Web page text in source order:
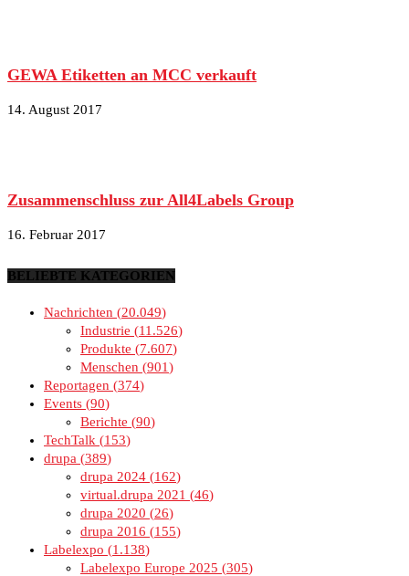
GEWA Etiketten an MCC verkauft
14. August 2017
Zusammenschluss zur All4Labels Group
16. Februar 2017
BELIEBTE KATEGORIEN
Nachrichten
20.049
Industrie
11.526
Produkte
7.607
Menschen
901
Reportagen
374
Events 90
Berichte
90
TechTalk
153
drupa
389
drupa 2024
162
virtual.drupa 2021
46
drupa 2020
26
drupa 2016
155
Labelexpo
1.138
Labelexpo Europe 2025
305